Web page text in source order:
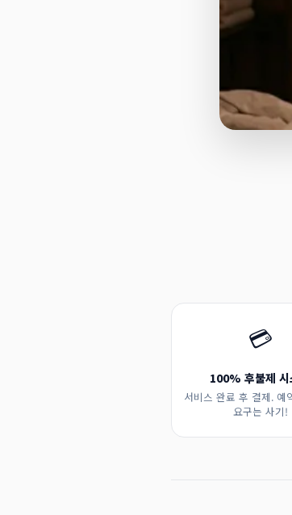
💳
100% 후불제 시
서비스 완료 후 결제. 예
요구는 사기!